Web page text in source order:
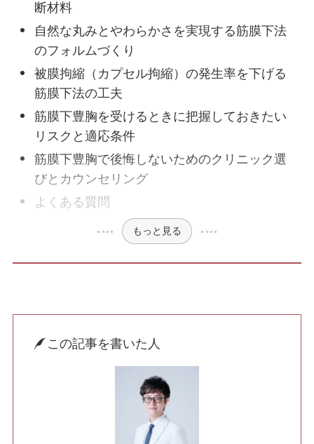
糸リフト
ハイフ・RF治療
脂肪注入
肌の施術
ボトックス
ニキビ・ニキビ跡
美白・シミ取り
断材料
自然な丸みとやわらかさを実現する筋膜下法
のフォルムづくり
被膜拘縮（カプセル拘縮）の発生率を下げる
筋膜下法の工夫
筋膜下豊胸を受けるときに把握しておきたい
リスクと適応条件
筋膜下豊胸で後悔しないためのクリニック選
びとカウンセリング
よくある質問
もっと見る
この記事を書いた人